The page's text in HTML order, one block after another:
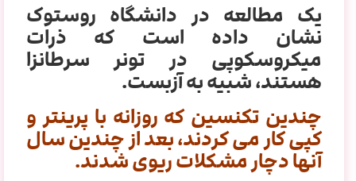
یک مطالعه در دانشگاه روستوک
نشان داده است که ذرات
میکروسکوپی در تونر سرطانزا
هستند، شبیه به آزبست.
چندین تکنسین که روزانه با پرینتر و
کپی کار می کردند، بعد از چندین سال
آنها دچار مشکلات ریوی شدند.